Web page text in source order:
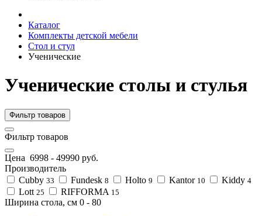
Каталог
Комплекты детской мебели
Стол и стул
Ученические
Ученические столы и стулья
Фильтр товаров
Фильтр товаров
Цена 6998 - 49990 руб.
Производитель
Cubby 33 Fundesk 8 Holto 9 Kantor 10 Kiddy 4
Lott 25 RIFFORMA 15
Ширина стола, см 0 - 80